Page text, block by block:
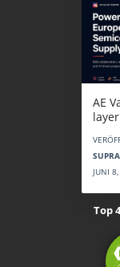
AE
JUNI
Top